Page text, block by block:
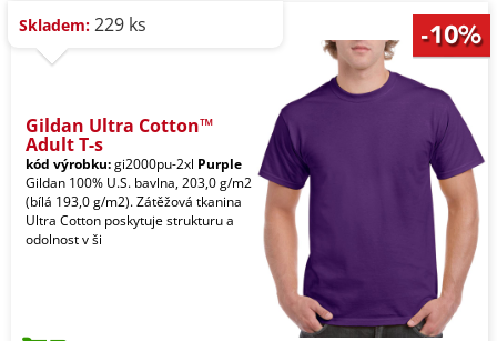
Skladem: 229 ks
Gildan Ultra Cotton™
Adult T-s
kód výrobku:gi2000pu-2xl Purple
Gildan 100% U.S. bavlna, 203,0 g/m2
(bílá 193,0 g/m2). Zátěžová tkanina
Ultra Cotton poskytuje strukturu a
odolnost v ši